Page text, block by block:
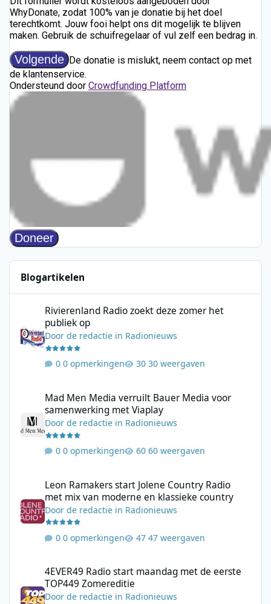
Blogartikelen
Rivierenland Radio zoekt deze zomer het
publiek op
Doorde redactie in Radionieuws
0 opmerkingen 30 weergaven
Mad Men Media verruilt Bauer Media voor
samenwerking met Viaplay
Doorde redactie in Radionieuws
0 opmerkingen 60 weergaven
Leon Ramakers start Jolene Country Radio
met mix van moderne en klassieke country
Doorde redactie in Radionieuws
0 opmerkingen 47 weergaven
4EVER49 Radio start maandag met de eerste
TOP449 Zomereditie
Doorde redactie in Radionieuws